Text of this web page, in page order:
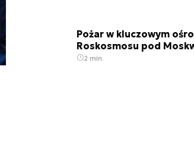
Pożar w kluczowym
Roskosmosu pod
2 min.